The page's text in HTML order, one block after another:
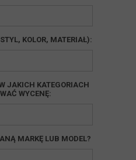
KOLOR, MATERIAŁ):
JAKICH KATEGORIACH
WYCENĘ:
MARKĘ LUB MODEL?